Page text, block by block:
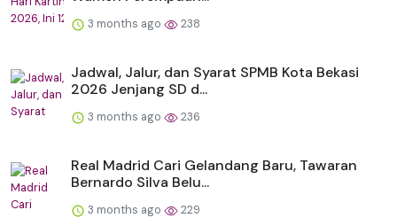
3 months ago 238
Jadwal, Jalur, dan Syarat SPMB Kota Bekasi
2026 Jenjang SD d...
3 months ago 236
Real Madrid Cari Gelandang Baru, Tawaran
Bernardo Silva Belu...
3 months ago 229